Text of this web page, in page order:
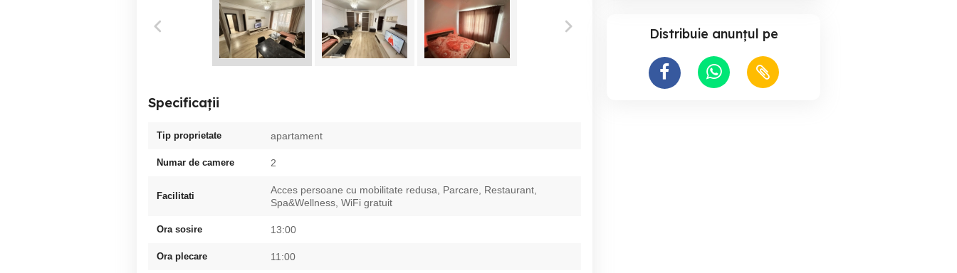
Specificații
Tip proprietate apartament
Numar de camere 2
Facilitati
Acces persoane cu mobilitate redusa, Parcare, Restaurant,
Spa&Wellness, WiFi gratuit
Ora sosire 13:00
Ora plecare 11:00
Distribuie anunțul pe